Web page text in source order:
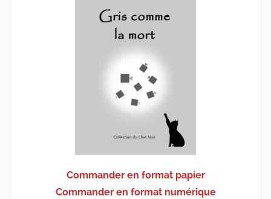
Commander en format papier
Commander en format numérique